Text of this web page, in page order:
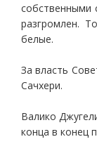
собственными
разгромлен.
белые.
За власть
Сачхери.
Валико
конца в конец